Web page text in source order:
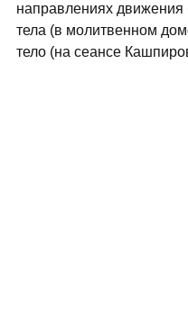
направлениях
тела (в молитвенном
тело (на сеансе